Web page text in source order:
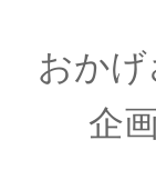
おかげ
企